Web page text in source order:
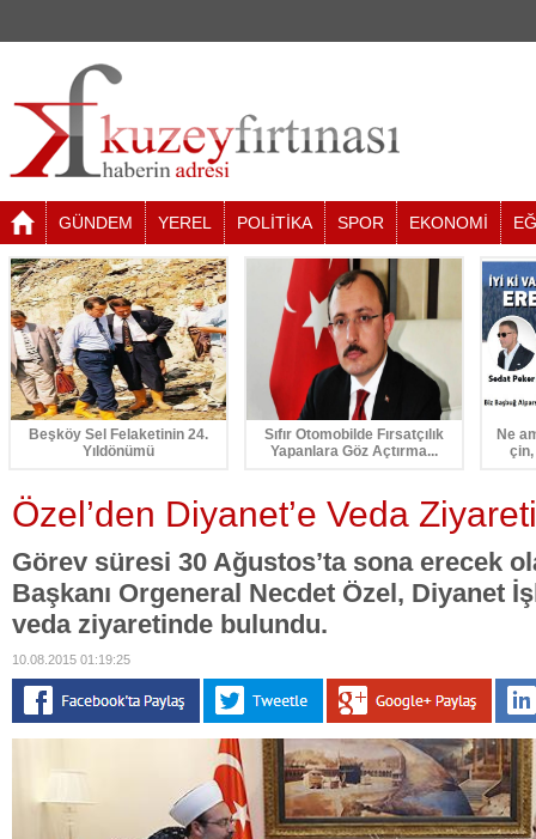
GÜNDEM YEREL POLİTİKA SPOR EKONOMİ
Beşköy Sel Felaketinin 24.
Yıldönümü
Sıfır Otomobilde Fırsatçılık
Yapanlara Göz Açtırma...
Ne
Özel’den Diyanet’e Veda Ziyareti
Görev süresi 30 Ağustos’ta sona erecek
Başkanı Orgeneral Necdet Özel, Diyanet
veda ziyaretinde bulundu.
10.08.2015 01:19:25